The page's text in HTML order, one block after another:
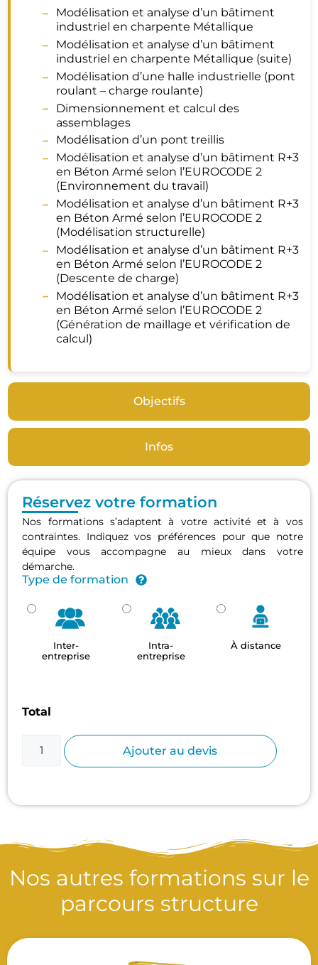
Objectifs
Infos
Modélisation et analyse d’un bâtiment
industriel en charpente Métallique
Modélisation et analyse d’un bâtiment
industriel en charpente Métallique (suite)
Modélisation d’une halle industrielle (pont
roulant – charge roulante)
Dimensionnement et calcul des
assemblages
Modélisation d’un pont treillis
Modélisation et analyse d’un bâtiment R+3
en Béton Armé selon l’EUROCODE 2
(Environnement du travail)
Modélisation et analyse d’un bâtiment R+3
en Béton Armé selon l’EUROCODE 2
(Modélisation structurelle)
Modélisation et analyse d’un bâtiment R+3
en Béton Armé selon l’EUROCODE 2
(Descente de charge)
Modélisation et analyse d’un bâtiment R+3
en Béton Armé selon l’EUROCODE 2
(Génération de maillage et vérification de
calcul)
Réservez votre formation
Nos formations s’adaptent à votre activité et à vos
contraintes. Indiquez vos préférences pour que notre
équipe vous accompagne au mieux dans votre
démarche.
Type de formation
Inter-
entreprise
Intra-
entreprise
À distance
Total
Ajouter au devis
Nos autres formations sur le
parcours structure